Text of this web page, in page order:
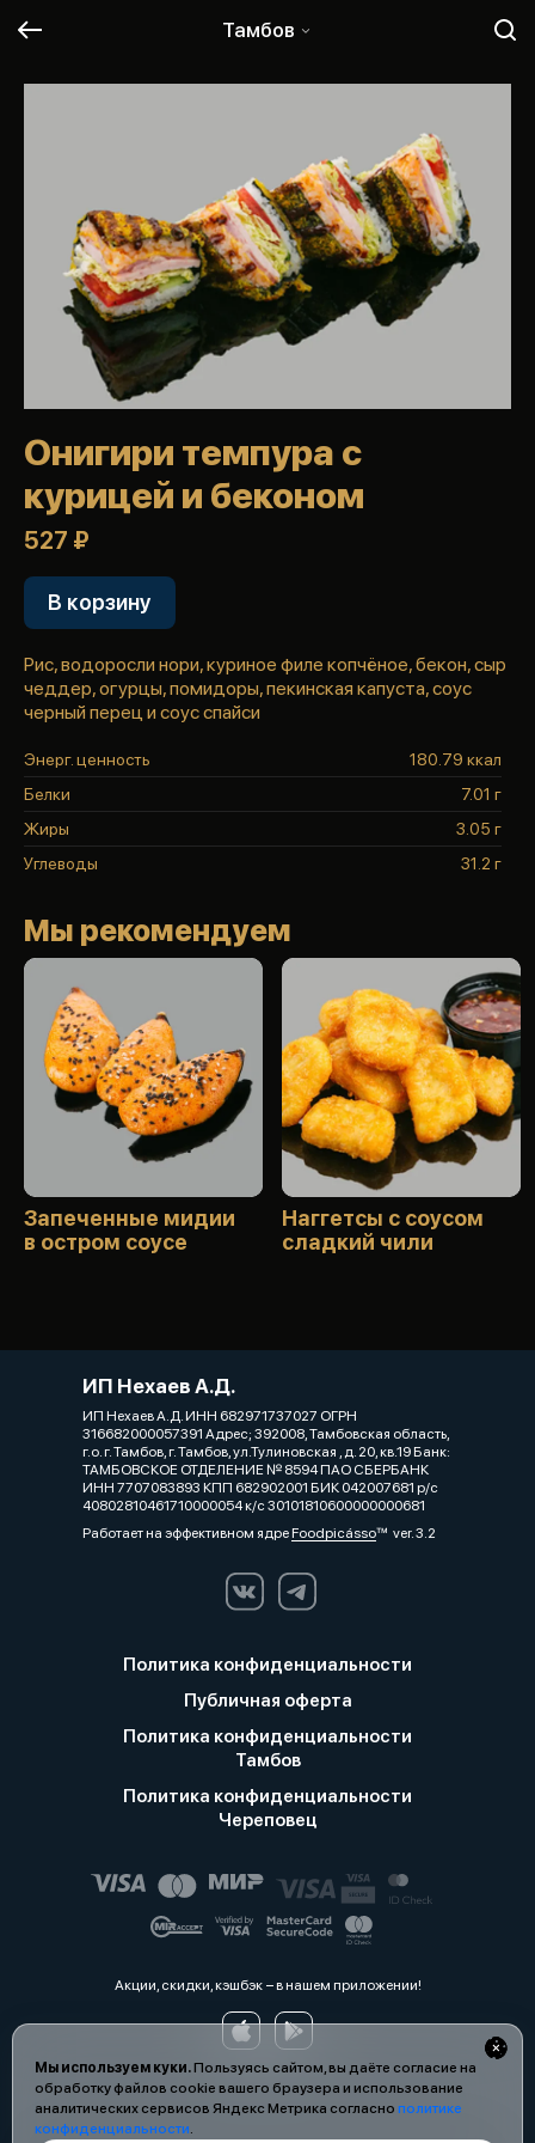
Тамбов
Мы используем куки.Пользуясь сайтом, вы даёте согласие на
обработку файлов cookie вашего браузера и использование
аналитических сервисов Яндекс Метрика согласно политике
конфиденциальности.
Онигири темпура с
курицей и беконом
527 ₽
В корзину
Рис, водоросли нори, куриное филе копчёное, бекон, сыр
чеддер, огурцы, помидоры, пекинская капуста, соус
черный перец и соус спайси
Энерг. ценность
180.79 ккал
Белки
7.01 г
Жиры
3.05 г
Углеводы
31.2 г
Мы рекомендуем
Запеченные мидии
в остром соусе
Наггетсы с соусом
сладкий чили
ИП Нехаев А.Д.
ИП Нехаев А.Д. ИНН 682971737027 ОГРН
316682000057391 Адрес; 392008, Тамбовская область,
г.о. г. Тамбов, г. Тамбов, ул.Тулиновская , д. 20, кв.19 Банк:
ТАМБОВСКОЕ ОТДЕЛЕНИЕ № 8594 ПАО СБЕРБАНК
ИНН 7707083893 КПП 682902001 БИК 042007681 р/с
40802810461710000054 к/с 30101810600000000681
Работает на эффективном ядреFoodpicássover. 3.2
Политика конфиденциальности
Публичная оферта
Политика конфиденциальности
Тамбов
Политика конфиденциальности
Череповец
Акции, скидки, кэшбэк − в нашем приложении!